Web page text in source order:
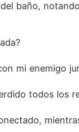
baño,
mi enemigo
todos los